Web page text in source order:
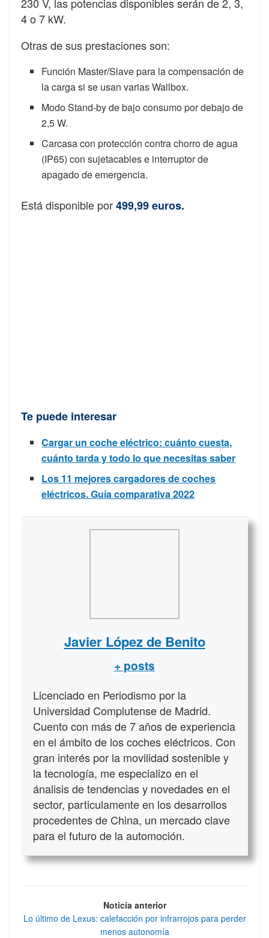
4 o 7 kW.
Otras de sus prestaciones son:
Función Master/Slave para la compensación de
la carga si se usan varias Wallbox.
Modo Stand-by de bajo consumo por debajo de
2,5 W.
Carcasa con protección contra chorro de agua
(IP65) con sujetacables e interruptor de
apagado de emergencia.
Está disponible por499,99 euros.
Te puede interesar
Cargar un coche eléctrico: cuánto cuesta,
cuánto tarda y todo lo que necesitas saber
Los 11 mejores cargadores de coches
eléctricos. Guía comparativa 2022
Javier López de Benito
+ posts
Licenciado en Periodismo por la
Universidad Complutense de Madrid.
Cuento con más de 7 años de experiencia
en el ámbito de los coches eléctricos. Con
gran interés por la movilidad sostenible y
la tecnología, me especializo en el
ánalisis de tendencias y novedades en el
sector, particulamente en los desarrollos
procedentes de China, un mercado clave
para el futuro de la automoción.
Noticia anterior
Lo último de Lexus: calefacción por infrarrojos para perder
menos autonomía